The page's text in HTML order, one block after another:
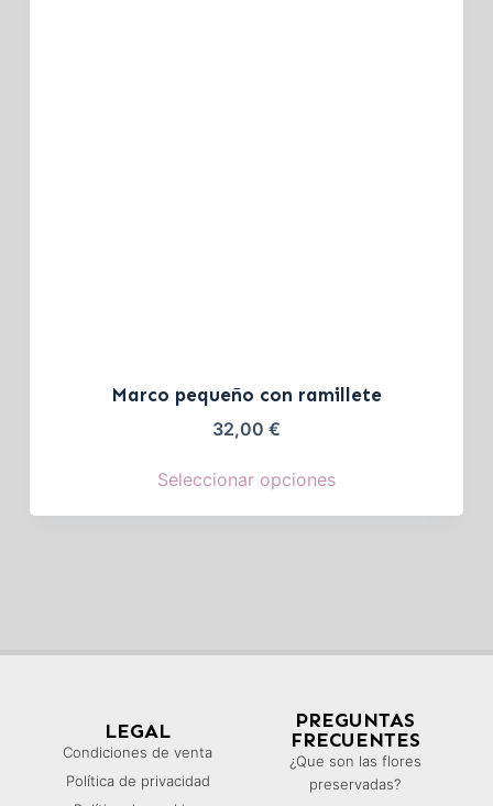
Marco pequeño con ramillete
32,00 €
Seleccionar opciones
LEGAL
Condiciones de venta
Política de privacidad
PREGUNTAS
FRECUENTES
¿Que son las flores
preservadas?